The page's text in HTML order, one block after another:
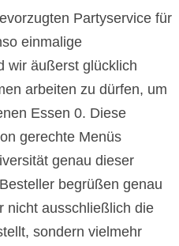
Partyservice für
einmalige
wir äußerst glücklich
arbeiten zu dürfen, um
Essen 0. Diese
gerechte Menüs
genau dieser
begrüßen genau
nicht ausschließlich die
sondern vielmehr